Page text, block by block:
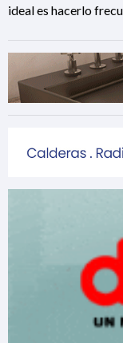
ideal es hacerlo